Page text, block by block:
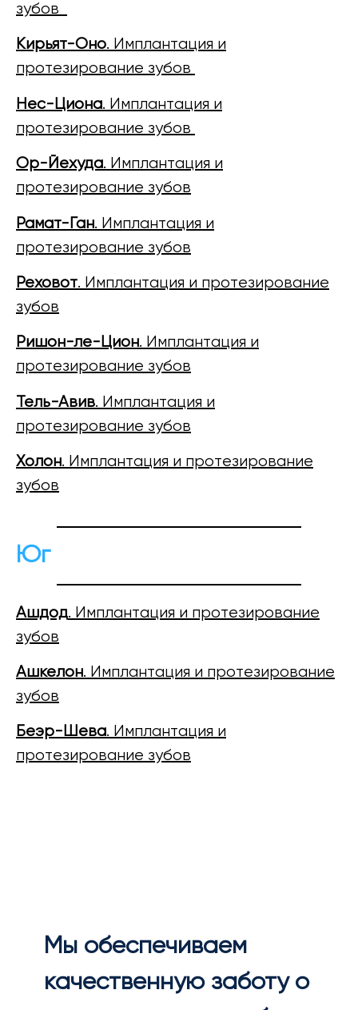
зубов
Кирьят-Оно. Имплантация и
протезирование зубов
Нес-Циона. Имплантация и
протезирование зубов
Ор-Йехуда. Имплантация и
протезирование зубов
Рамат-Ган. Имплантация и
протезирование зубов
Реховот. Имплантация и протезирование
зубов
Ришон-ле-Цион. Имплантация и
протезирование зубов
Тель-Авив. Имплантация и
протезирование зубов
Холон. Имплантация и протезирование
зубов
Юг
Ашдод. Имплантация и протезирование
зубов
Ашкелон. Имплантация и протезирование
зубов
Беэр-Шева. Имплантация и
протезирование зубов
Мы обеспечиваем
качественную заботу о